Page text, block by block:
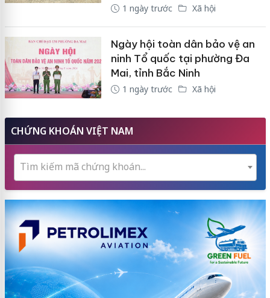
1 ngày trước Xã hội
Ngày hội toàn dân bảo vệ an
ninh Tổ quốc tại phường Đa
Mai, tỉnh Bắc Ninh
1 ngày trước Xã hội
CHỨNG KHOÁN VIỆT NAM
Tìm kiếm mã chứng khoán...